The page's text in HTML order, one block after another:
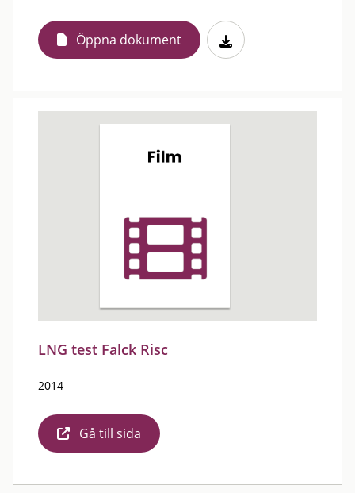
Öppna dokument
LNG test Falck Risc
2014
Gå till sida